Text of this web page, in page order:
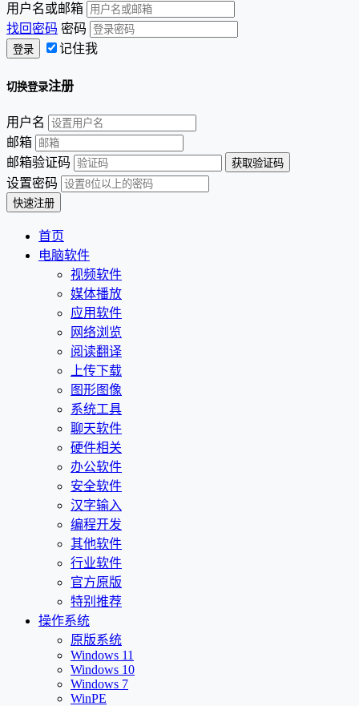
用户名或邮箱
找回密码 密码
记住我
切换登录注册
用户名
邮箱
邮箱验证码
设置密码
首页
电脑软件
视频软件
媒体播放
应用软件
网络浏览
阅读翻译
上传下载
图形图像
系统工具
聊天软件
硬件相关
办公软件
安全软件
汉字输入
编程开发
其他软件
行业软件
官方原版
特别推荐
操作系统
原版系统
Windows 11
Windows 10
Windows 7
WinPE